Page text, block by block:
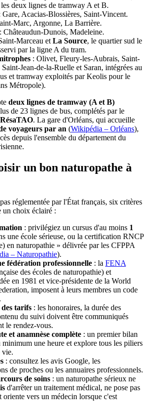
les deux lignes de tramway A et B.
Gare, Acacias-Blossières, Saint-Vincent.
Marc, Argonne, La Barrière.
: Châteaudun-Dunois, Madeleine.
Marceau et La Source, le quartier sud le
par la ligne A du tram.
: Olivet, Fleury-les-Aubrais, Saint-
Jean-de-la-Ruelle et Saran, intégrées au
et tramway exploités par Keolis pour le
Métropole).
deux lignes de tramway (A et B)
de 23 lignes de bus, complétés par le
RésaTAO. La gare d'Orléans, qui accueille
voyageurs par an (Wikipédia – Orléans),
depuis l'ensemble du département du
un bon naturopathe à
réglementée par l'État français, six critères
un choix éclairé :
: privilégiez un cursus d'au moins 1
une école sérieuse, ou la certification RNCP
en naturopathie » délivrée par les CFPPA
– Naturopathie).
fédération professionnelle : la FENA
des écoles de naturopathie) et
en 1981 et vice-présidente de la World
imposent à leurs membres un code
tarifs : les honoraires, la durée des
du suivi doivent être communiqués
le rendez-vous.
et anamnèse complète : un premier bilan
minimum une heure et explore tous les piliers
vie.
: consultez les avis Google, les
de proches ou les annuaires professionnels.
de soins : un naturopathe sérieux ne
d'arrêter un traitement médical, ne pose pas
oriente vers un médecin lorsque c'est